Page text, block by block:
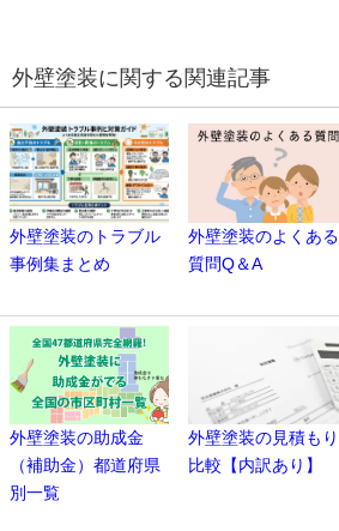
外壁塗装に関する関連記事
外壁塗装のトラブル
事例集まとめ
外壁塗装のよくある
質問Q＆A
外壁塗装の助成金
（補助金）都道府県
別一覧
外壁塗装の見積もり
比較【内訳あり】